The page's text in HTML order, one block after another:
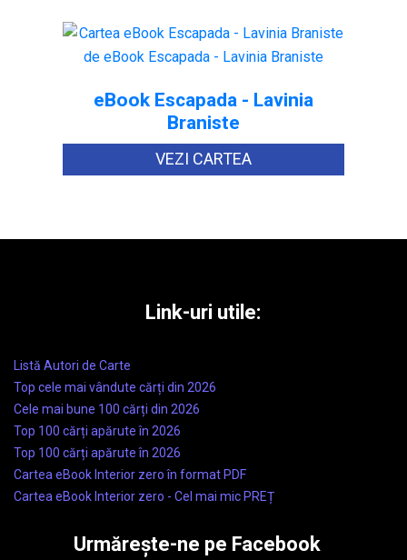
eBook Escapada - Lavinia
Braniste
VEZI CARTEA
Link-uri utile:
Listă Autori de Carte
Top cele mai vândute cărți din 2026
Cele mai bune 100 cărți din 2026
Top 100 cărți apărute în 2026
Top 100 cărți apărute în 2026
Cartea eBook Interior zero în format PDF
Cartea eBook Interior zero - Cel mai mic PREȚ
Urmărește-ne pe Facebook